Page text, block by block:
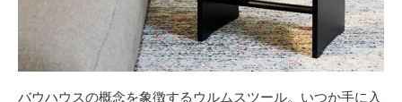
バウハウスの概念を象徴するウルムスツール。いつか手に入